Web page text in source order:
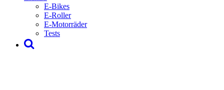
E-Bikes
E-Roller
E-Motorräder
Tests